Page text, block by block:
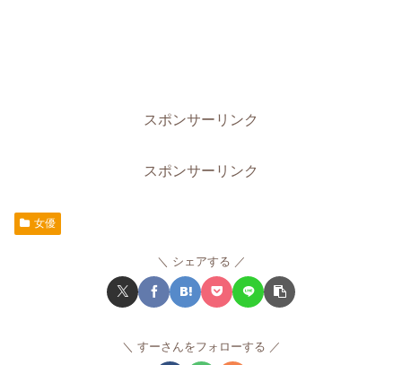
スポンサーリンク
スポンサーリンク
女優
シェアする
すーさんをフォローする